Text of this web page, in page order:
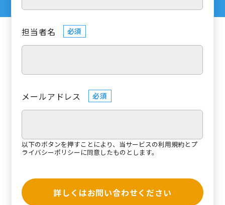
担当者名 必須
メールアドレス 必須
以下のボタンを押すことにより、当サービスの利用規約と プ
ライバシーポリシーに同意したものとします。
詳しくはお問い合わせください